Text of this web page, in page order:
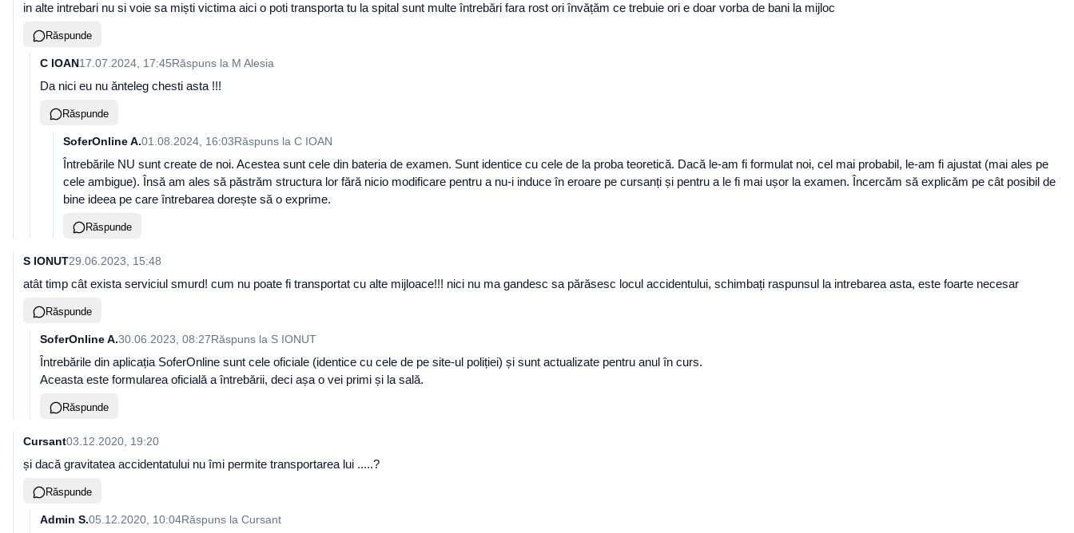
in alte intrebari nu si voie sa miști victima aici o poti transporta tu la spital sunt multe întrebări fara rost ori învățăm ce trebuie ori e doar vorba de bani la mijloc
Răspunde
C IOAN17.07.2024, 17:45Răspuns la M Alesia
Da nici eu nu ănteleg chesti asta !!!
Răspunde
SoferOnline A.01.08.2024, 16:03Răspuns la C IOAN
Întrebările NU sunt create de noi. Acestea sunt cele din bateria de examen. Sunt identice cu cele de la proba teoretică. Dacă le-am fi formulat noi, cel mai probabil, le-am fi ajustat (mai ales pe
cele ambigue). Însă am ales să păstrăm structura lor fără nicio modificare pentru a nu-i induce în eroare pe cursanți și pentru a le fi mai ușor la examen. Încercăm să explicăm pe cât posibil de
bine ideea pe care întrebarea dorește să o exprime.
Răspunde
S IONUT29.06.2023, 15:48
atât timp cât exista serviciul smurd! cum nu poate fi transportat cu alte mijloace!!! nici nu ma gandesc sa părăsesc locul accidentului, schimbați raspunsul la intrebarea asta, este foarte necesar
Răspunde
SoferOnline A.30.06.2023, 08:27Răspuns la S IONUT
Întrebările din aplicația SoferOnline sunt cele oficiale (identice cu cele de pe site-ul poliției) și sunt actualizate pentru anul în curs.
Aceasta este formularea oficială a întrebării, deci așa o vei primi și la sală.
Răspunde
Cursant03.12.2020, 19:20
și dacă gravitatea accidentatului nu îmi permite transportarea lui .....?
Răspunde
Admin S.05.12.2020, 10:04Răspuns la Cursant